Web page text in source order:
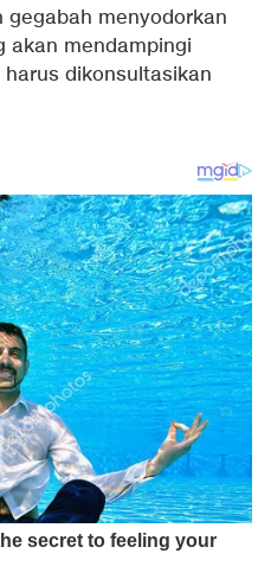
gegabah menyodorkan
akan mendampingi
dikonsultasikan